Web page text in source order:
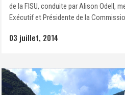
de la FISU, conduite par Alison Odell,
Exécutif et Présidente de la
03 juillet, 2014